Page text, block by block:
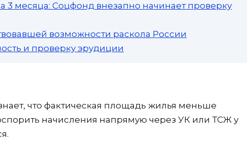
3 месяца: Соцфонд внезапно начинает проверку
возможности раскола России
и проверку эрудиции
что фактическая площадь жилья меньше
начисления напрямую через УК или ТСЖ у